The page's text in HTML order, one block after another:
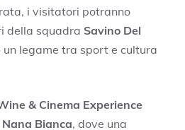
i visitatori potranno
della squadra Savino Del
un legame tra sport e cultura
& Cinema Experience
Nana Bianca, dove una